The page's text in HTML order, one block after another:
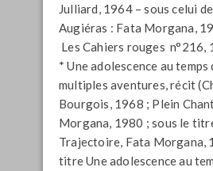
Julliard, 1964 – sous celui
Augiéras : Fata Morgana,
Les Cahiers rouges n°216,
* Une adolescence au temps
multiples aventures, récit
Bourgois, 1968 ; Plein
Morgana, 1980 ; sous le
Trajectoire, Fata Morgana,
titre Une adolescence au